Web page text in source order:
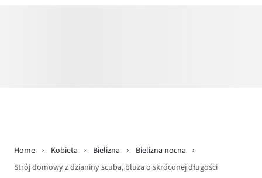
Home Kobieta Bielizna
Bielizna nocna
Strój domowy z dzianiny scuba, bluza o skróconej długości